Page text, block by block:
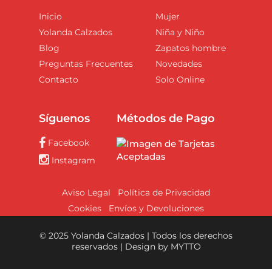
Inicio
Yolanda Calzados
Blog
Preguntas Frecuentes
Contacto
Mujer
Niña y Niño
Zapatos hombre
Novedades
Solo Online
Síguenos
Facebook
Instagram
Métodos de Pago
Aviso Legal
Política de Privacidad
Cookies
Envíos y Devoluciones
© 2025 Yolanda Calzados | Todos los derechos
reservados | Design by MYTTO